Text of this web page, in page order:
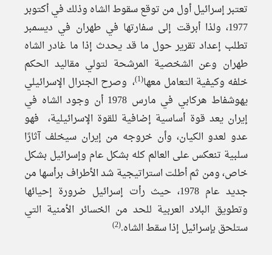
تعتبر إسرائيل أول من توقع سقوط الشاه وذلك في أكتوبر
1977، ولذا أبرقت إلى سفارتها في طهران في ديسمبر
تطلب إعداد تقرير حول ما قد يحدث إذا ما غادر الشاه
طهران وعن الشخصية المرشحة لتولي مقاليد الحكم
خلفه وكيفية التعامل معها(1) ، وصرح الجنرال الإسرائيلي
يهوشفاط هركابي في مارس 1978 أن وجود الشاه في
إيران يعد قوة أساسية إضافية للقوة الإسرائيلية، فهو
عدو لعدو الكيان، وأن خروجه من إيران سيخلف آثارًا
سلبية تنعكس على العالم كله بشكل عام وإسرائيل بشكل
خاص، ومن ثم أطلت استراتيجية شد الأطراف برأسها من
جديد عام 1978، حيث رأت إسرائيل ضرورة إحيائها
وتطويق البلاد العربية للحد من الخسائر الأمنية التي
ستلحق بإسرائيل إذا سقط الشاه.(2)